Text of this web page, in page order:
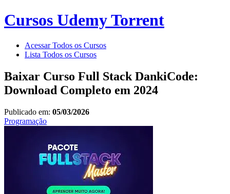
Cursos Udemy Torrent
Acessar Todos os Cursos
Lista Todos os Cursos
Baixar Curso Full Stack DankiCode:
Download Completo em 2024
Publicado em: 05/03/2026
Programação